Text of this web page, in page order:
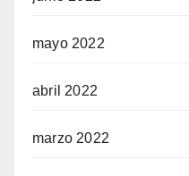
mayo 2022
abril 2022
marzo 2022